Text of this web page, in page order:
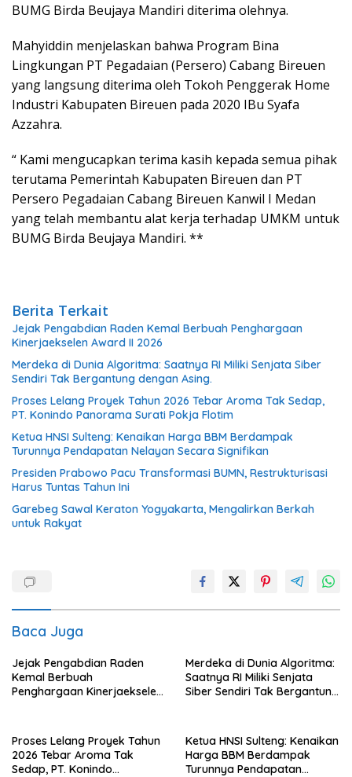
BUMG Birda Beujaya Mandiri diterima olehnya.
Mahyiddin menjelaskan bahwa Program Bina
Lingkungan PT Pegadaian (Persero) Cabang Bireuen
yang langsung diterima oleh Tokoh Penggerak Home
Industri Kabupaten Bireuen pada 2020 IBu Syafa
Azzahra.
“ Kami mengucapkan terima kasih kepada semua pihak
terutama Pemerintah Kabupaten Bireuen dan PT
Persero Pegadaian Cabang Bireuen Kanwil I Medan
yang telah membantu alat kerja terhadap UMKM untuk
BUMG Birda Beujaya Mandiri. **
Berita Terkait
Jejak Pengabdian Raden Kemal Berbuah Penghargaan
Kinerjaekselen Award II 2026
Merdeka di Dunia Algoritma: Saatnya RI Miliki Senjata Siber
Sendiri Tak Bergantung dengan Asing.
Proses Lelang Proyek Tahun 2026 Tebar Aroma Tak Sedap,
PT. Konindo Panorama Surati Pokja Flotim
Ketua HNSI Sulteng: Kenaikan Harga BBM Berdampak
Turunnya Pendapatan Nelayan Secara Signifikan
Presiden Prabowo Pacu Transformasi BUMN, Restrukturisasi
Harus Tuntas Tahun Ini
Garebeg Sawal Keraton Yogyakarta, Mengalirkan Berkah
untuk Rakyat
Baca Juga
Jejak Pengabdian Raden
Kemal Berbuah
Penghargaan Kinerjaekselen
Merdeka di Dunia Algoritma:
Saatnya RI Miliki Senjata
Siber Sendiri Tak Bergantung
Proses Lelang Proyek Tahun
2026 Tebar Aroma Tak
Sedap, PT. Konindo
Ketua HNSI Sulteng: Kenaikan
Harga BBM Berdampak
Turunnya Pendapatan